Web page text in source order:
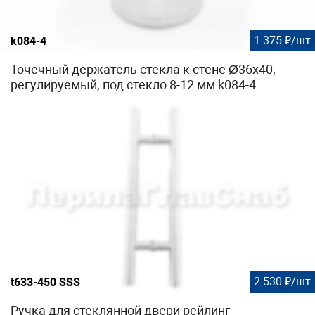
k084-4 1 375 ₽/шт
Точечный держатель стекла к стене Ø36x40,
регулируемый, под стекло 8-12 мм k084-4
t633-450 SSS 2 530 ₽/шт
Ручка для стеклянной двери рейлинг